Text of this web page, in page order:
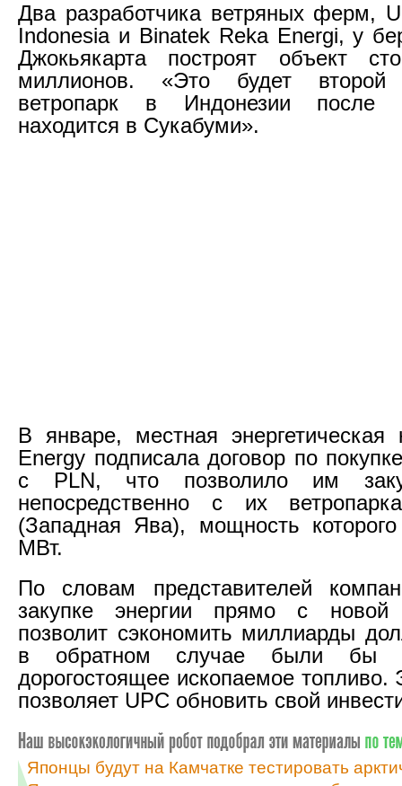
Два разработчика ветряных ферм,
Indonesia и Binatek Reka Energi, у
Джокьякарта построят объект
миллионов. «Это будет
ветропарк в Индонезии после
находится в Сукабуми».
В январе, местная энергетическая
Energy подписала договор по
с PLN, что позволило им
непосредственно с их
(Западная Ява), мощность
МВт.
По словам представителей
закупке энергии прямо с новой
позволит сэкономить миллиарды
в обратном случае были бы
дорогостоящее ископаемое топливо.
позволяет UPC обновить свой
Японцы будут на Камчатке тестировать